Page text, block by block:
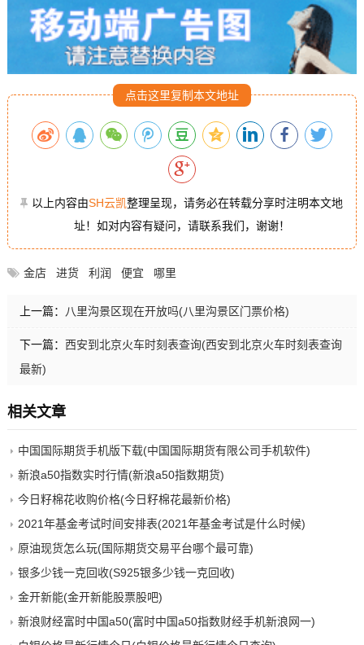
点击这里复制本文地址
以上内容由SH云凯整理呈现，请务必在转载分享时注明本文地
址！如对内容有疑问，请联系我们，谢谢！
金店 进货 利润 便宜 哪里
上一篇： 八里沟景区现在开放吗(八里沟景区门票价格)
下一篇： 西安到北京火车时刻表查询(西安到北京火车时刻表查询
最新)
相关文章
中国国际期货手机版下载(中国国际期货有限公司手机软件)
新浪a50指数实时行情(新浪a50指数期货)
今日籽棉花收购价格(今日籽棉花最新价格)
2021年基金考试时间安排表(2021年基金考试是什么时候)
原油现货怎么玩(国际期货交易平台哪个最可靠)
银多少钱一克回收(S925银多少钱一克回收)
金开新能(金开新能股票股吧)
新浪财经富时中国a50(富时中国a50指数财经手机新浪网一)